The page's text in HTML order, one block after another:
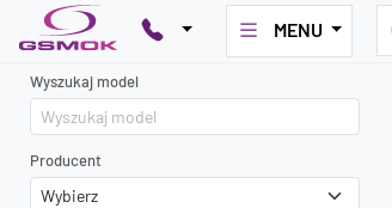
MENU
Wyszukaj model
Producent